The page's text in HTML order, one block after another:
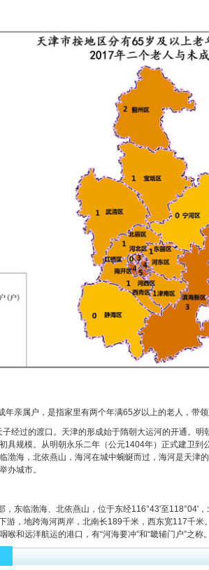
亲属户，是指家里有两个年满65岁以上的老人，带领
经过的渡口。天津的形成始于隋朝大运河的开通。明
具规模。从明朝永乐二年（公元1404年）正式建卫
渤海，北依燕山，海河在城中蜿蜒而过，海河是天津
办城市。
东临渤海、北依燕山，位于东经116°43'至118°04'，
游，地跨海河两岸，北南长189千米，西东宽117千
喉和远洋航运的港口，有“河海要冲”和“畿辅门户”之